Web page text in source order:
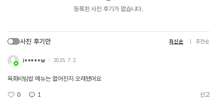
등록된 사진 후기가 없습니다.
사진 후기만 최신순 추천순
i*****w 2025. 7. 2.
육회비빔밥 메뉴는 없어진지 오래됐어요
0 1 신고